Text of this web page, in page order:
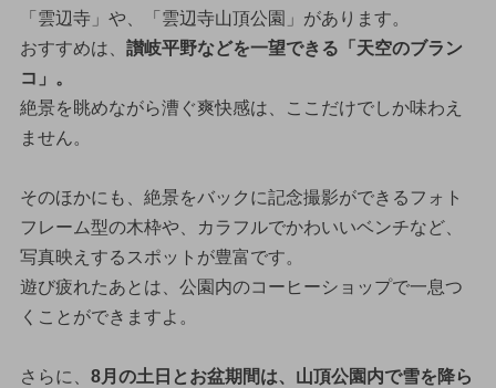
「雲辺寺」や、「雲辺寺山頂公園」があります。
おすすめは、 讃岐平野などを一望できる「天空のブラン
コ」。
絶景を眺めながら漕ぐ爽快感は、ここだけでしか味わえ
ません。
そのほかにも、絶景をバックに記念撮影ができるフォト
フレーム型の木枠や、カラフルでかわいいベンチなど、
写真映えするスポットが豊富です。
遊び疲れたあとは、公園内のコーヒーショップで一息つ
くことができますよ。
さらに、 8月の土日とお盆期間は、山頂公園内で雪を降ら